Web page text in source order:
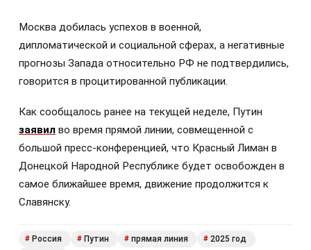
Москва добилась успехов в военной,
дипломатической и социальной сферах, а негативные
прогнозы Запада относительно РФ не подтвердились,
говорится в процитированной публикации.
Как сообщалось ранее на текущей неделе, Путин
заявил во время прямой линии, совмещенной с
большой пресс-конференцией, что Красный Лиман в
Донецкой Народной Республике будет освобожден в
самое ближайшее время, движение продолжится к
Славянску.
# Россия # Путин # прямая линия # 2025 год